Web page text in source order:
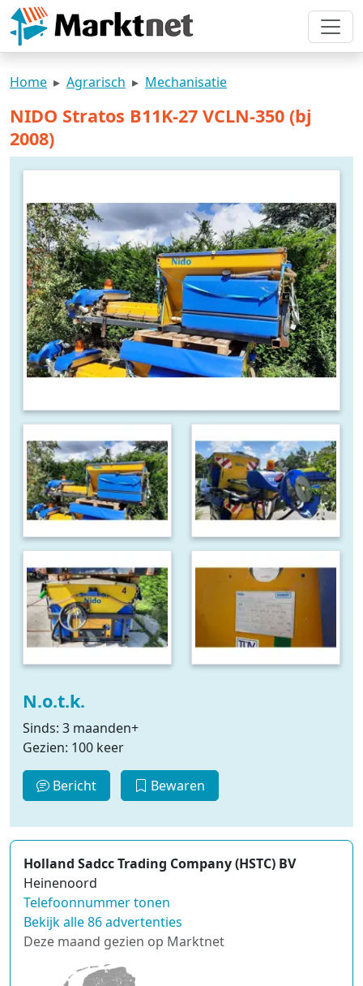
Home Agrarisch Mechanisatie
NIDO Stratos B11K-27 VCLN-350 (bj
2008)
N.o.t.k.
Sinds: 3 maanden+
Gezien: 100 keer
Bericht Bewaren
Holland Sadcc Trading Company (HSTC) BV
Heinenoord
Telefoonnummer tonen
Bekijk alle 86 advertenties
Deze maand gezien op Marktnet